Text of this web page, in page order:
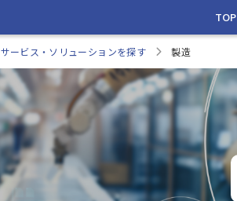
TOP
サービス・ソリューションを探す 製造